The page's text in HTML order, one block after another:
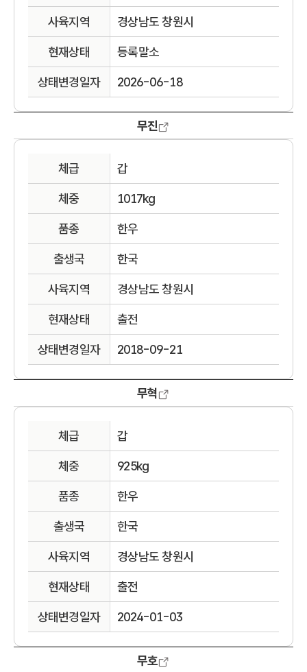
사육지역 경상남도 창원시
현재상태 등록말소
상태변경일자 2026-06-18
무진
체급 갑
체중 1017kg
품종 한우
출생국 한국
사육지역 경상남도 창원시
현재상태 출전
상태변경일자 2018-09-21
무혁
체급 갑
체중 925kg
품종 한우
출생국 한국
사육지역 경상남도 창원시
현재상태 출전
상태변경일자 2024-01-03
무호